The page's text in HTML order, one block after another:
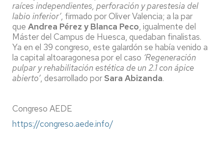
raíces independientes, perforación y parestesia del
labio inferior’, firmado por Oliver Valencia; a la par
que Andrea Pérez y Blanca Peco, igualmente del
Máster del Campus de Huesca, quedaban finalistas.
Ya en el 39 congreso, este galardón se había venido a
la capital altoaragonesa por el caso ‘Regeneración
pulpar y rehabilitación estética de un 2.1 con ápice
abierto’, desarrollado por Sara Abizanda.
Congreso AEDE
https://congreso.aede.info/